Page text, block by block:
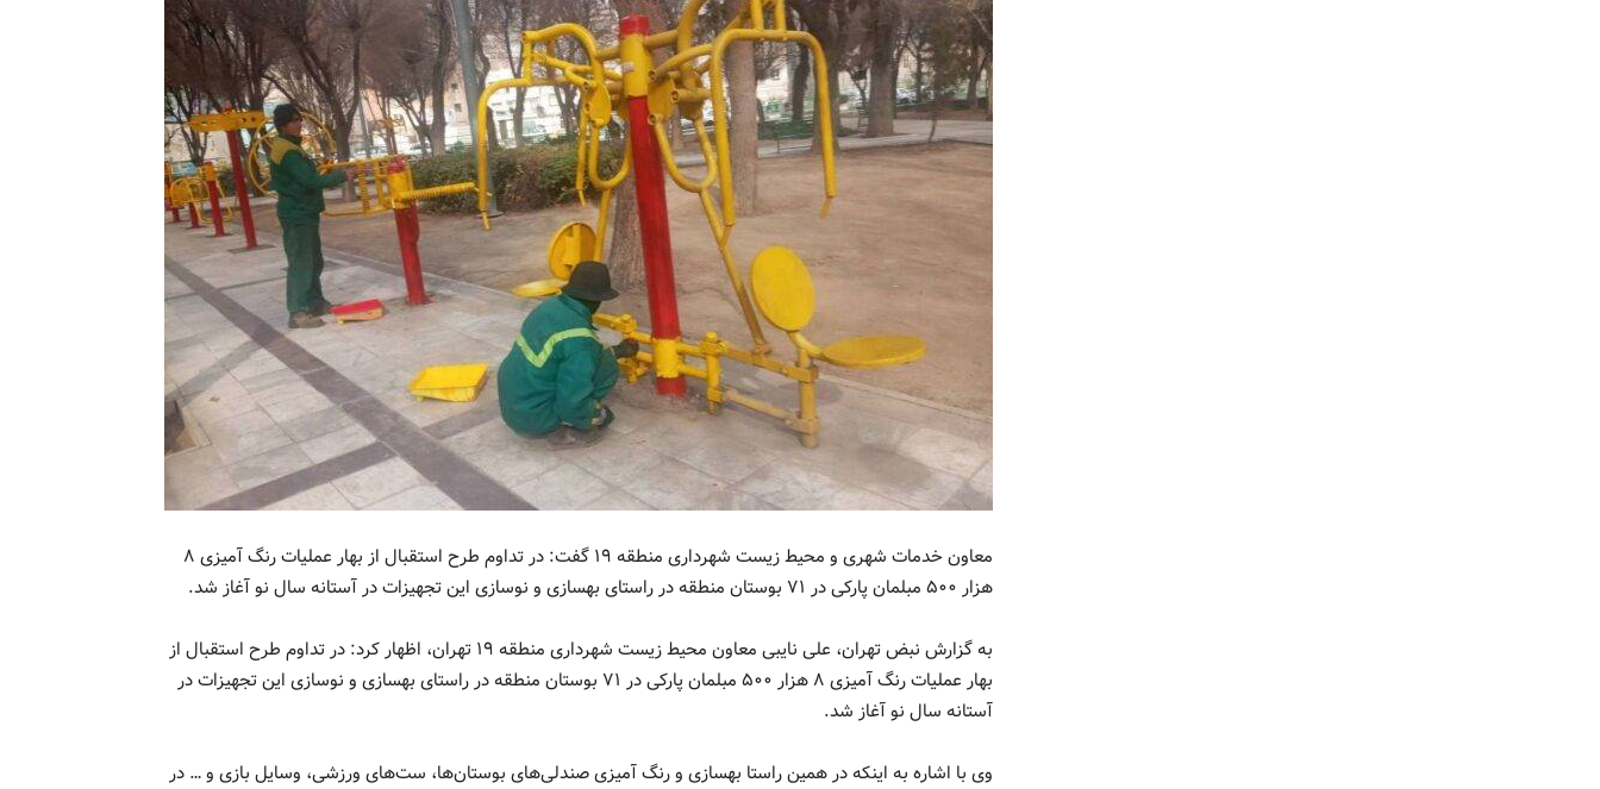
معاون خدمات شهری و محیط زیست شهرداری منطقه ۱۹ گفت: در تداوم طرح استقبال از بهار عملیات رنگ آمیزی ۸
هزار ۵۰۰ مبلمان پارکی در ۷۱ بوستان منطقه در راستای بهسازی و نوسازی این تجهیزات در آستانه سال نو آغاز شد.
به گزارش نبض تهران، علی نایبی معاون محیط زیست شهرداری منطقه ۱۹ تهران، اظهار کرد: در تداوم طرح استقبال از
بهار عملیات رنگ آمیزی ۸ هزار ۵۰۰ مبلمان پارکی در ۷۱ بوستان منطقه در راستای بهسازی و نوسازی این تجهیزات در
آستانه سال نو آغاز شد.
وی با اشاره به اینکه در همین راستا بهسازی و رنگ آمیزی صندلی‌های بوستان‌ها، ست‌های ورزشی، وسایل بازی و … در